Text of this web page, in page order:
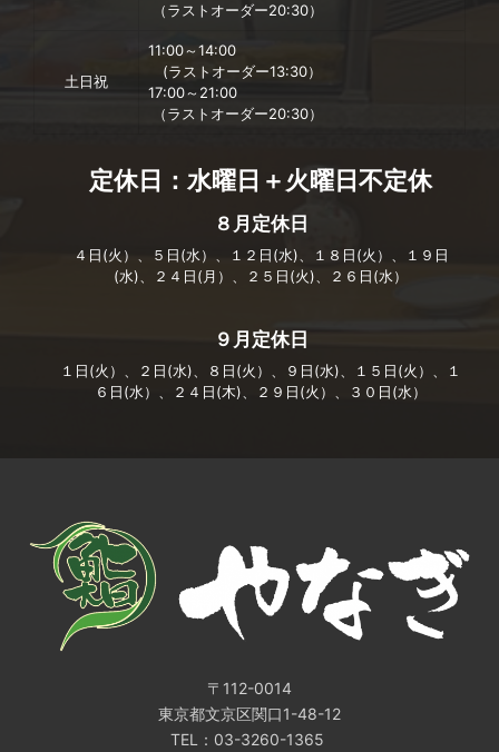
（ラストオーダー20:30）
土日祝
11:00～14:00
(ラストオーダー13:30）
17:00～21:00
（ラストオーダー20:30）
定休日：水曜日＋火曜日不定休
８月定休日
４日(火）、５日(水）、１２日(水)、１８日(火）、１９日
(水)、２４日(月）、２５日(火)、２６日(水）
９月定休日
１日(火）、２日(水)、８日(火）、９日(水)、１５日(火）、１
６日(水）、２４日(木)、２９日(火）、３０日(水）
〒112-0014
東京都文京区関口1-48-12
TEL：03-3260-1365